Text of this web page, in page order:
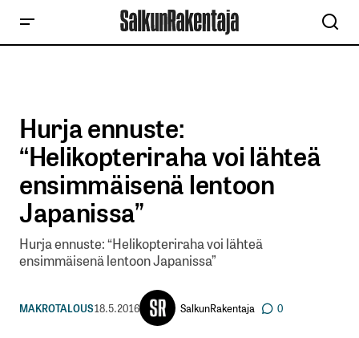
Hurja ennuste:
“Helikopteriraha voi lähteä
ensimmäisenä lentoon
Japanissa”
Hurja ennuste: “Helikopteriraha voi lähteä
ensimmäisenä lentoon Japanissa”
MAKROTALOUS18.5.2016 SalkunRakentaja 0